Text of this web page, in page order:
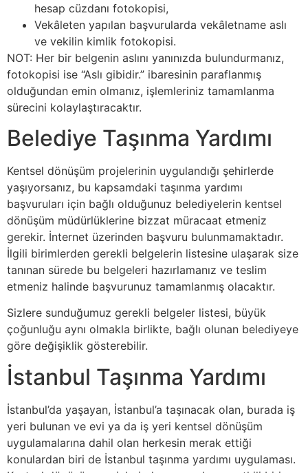
hesap cüzdanı fotokopisi,
Vekâleten yapılan başvurularda vekâletname aslı
ve vekilin kimlik fotokopisi.
NOT: Her bir belgenin aslını yanınızda bulundurmanız,
fotokopisi ise “Aslı gibidir.” ibaresinin paraflanmış
olduğundan emin olmanız, işlemleriniz tamamlanma
sürecini kolaylaştıracaktır.
Belediye Taşınma Yardımı
Kentsel dönüşüm projelerinin uygulandığı şehirlerde
yaşıyorsanız, bu kapsamdaki taşınma yardımı
başvuruları için bağlı olduğunuz belediyelerin kentsel
dönüşüm müdürlüklerine bizzat müracaat etmeniz
gerekir. İnternet üzerinden başvuru bulunmamaktadır.
İlgili birimlerden gerekli belgelerin listesine ulaşarak size
tanınan sürede bu belgeleri hazırlamanız ve teslim
etmeniz halinde başvurunuz tamamlanmış olacaktır.
Sizlere sunduğumuz gerekli belgeler listesi, büyük
çoğunluğu aynı olmakla birlikte, bağlı olunan belediyeye
göre değişiklik gösterebilir.
İstanbul Taşınma Yardımı
İstanbul’da yaşayan, İstanbul’a taşınacak olan, burada iş
yeri bulunan ve evi ya da iş yeri kentsel dönüşüm
uygulamalarına dahil olan herkesin merak ettiği
konulardan biri de İstanbul taşınma yardımı uygulaması.